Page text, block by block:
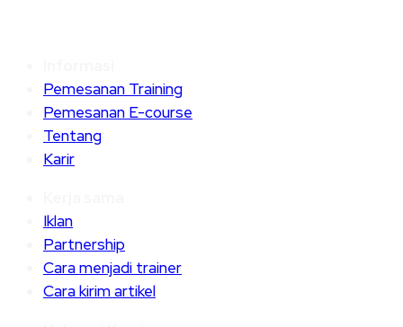
Pemesanan Training
Pemesanan E-course
Tentang
Karir
Iklan
Partnership
Cara menjadi trainer
Cara kirim artikel